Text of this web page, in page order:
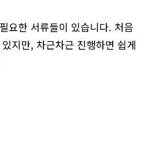
요한 서류들이 있습니다. 처음
지만, 차근차근 진행하면 쉽게